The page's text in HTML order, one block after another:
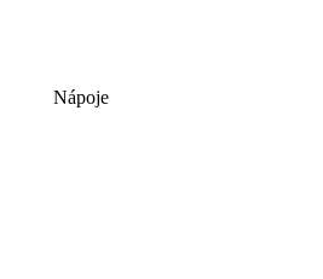
Nápoje